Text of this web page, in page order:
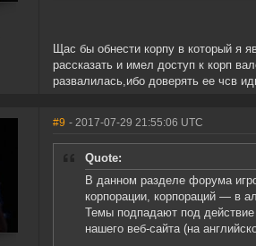
Щас бы обнести корпу в который я
рассказать и имел доступ к корп
развалилась,ибо доверять ее чсв
#9 - 2017-07-29 21:55:06 UTC
Quote:
В данном разделе форума
корпорации, корпораций — в
Темы подпадают под
нашего веб-сайта (на